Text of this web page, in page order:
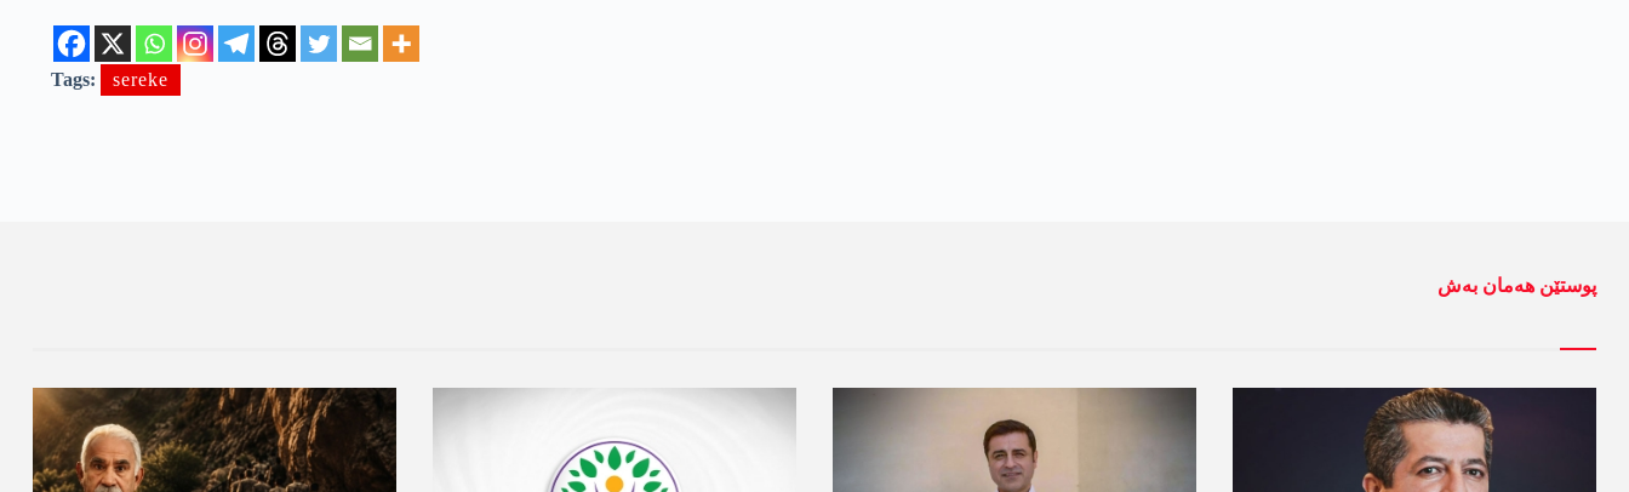
Tags: sereke
پوستێن ھەمان بەش